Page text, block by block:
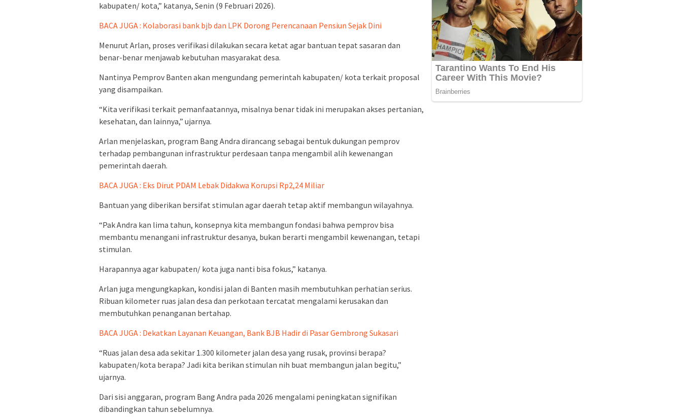
kabupaten/ kota,” katanya, Senin (9 Februari 2026).
BACA JUGA : Kolaborasi bank bjb dan LPK Dorong Perencanaan Pensiun Sejak Dini
Menurut Arlan, proses verifikasi dilakukan secara ketat agar bantuan tepat sasaran dan
benar-benar menjawab kebutuhan masyarakat desa.
Nantinya Pemprov Banten akan mengundang pemerintah kabupaten/ kota terkait proposal
yang disampaikan.
“Kita verifikasi terkait pemanfaatannya, misalnya benar tidak ini merupakan akses pertanian,
kesehatan, dan lainnya,” ujarnya.
Arlan menjelaskan, program Bang Andra dirancang sebagai bentuk dukungan pemprov
terhadap pembangunan infrastruktur perdesaan tanpa mengambil alih kewenangan
pemerintah daerah.
BACA JUGA : Eks Dirut PDAM Lebak Didakwa Korupsi Rp2,24 Miliar
Bantuan yang diberikan bersifat stimulan agar daerah tetap aktif membangun wilayahnya.
“Pak Andra kan lima tahun, konsepnya kita membangun fondasi bahwa pemprov bisa
membantu menangani infrastruktur desanya, bukan berarti mengambil kewenangan, tetapi
stimulan.
Harapannya agar kabupaten/ kota juga nanti bisa fokus,” katanya.
Arlan juga mengungkapkan, kondisi jalan di Banten masih membutuhkan perhatian serius.
Ribuan kilometer ruas jalan desa dan perkotaan tercatat mengalami kerusakan dan
membutuhkan penanganan bertahap.
BACA JUGA : Dekatkan Layanan Keuangan, Bank BJB Hadir di Pasar Gembrong Sukasari
“Ruas jalan desa ada sekitar 1.300 kilometer jalan desa yang rusak, provinsi berapa?
kabupaten/kota berapa? Jadi kita berikan stimulan nih buat membangun jalan begitu,”
ujarnya.
Dari sisi anggaran, program Bang Andra pada 2026 mengalami peningkatan signifikan
dibandingkan tahun sebelumnya.